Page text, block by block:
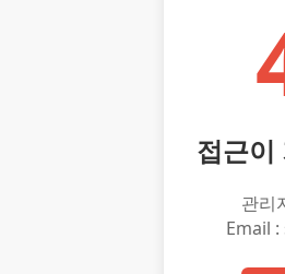
접근이
관리
Email